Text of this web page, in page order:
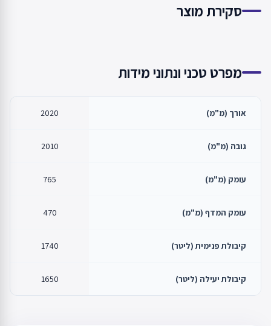
סקירת מוצר
מפרט טכני ונתוני מידות
אורך (מ"מ) 2020
גובה (מ"מ) 2010
עומק (מ"מ) 765
עומק המדף (מ"מ) 470
קיבולת פנימית (ליטר) 1740
קיבולת יעילה (ליטר) 1650